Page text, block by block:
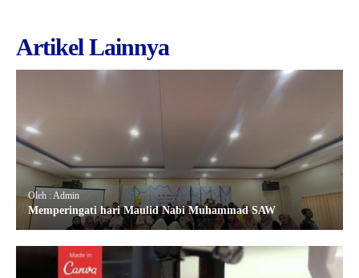
Artikel Lainnya
Oleh : Admin
Memperingati hari Maulid Nabi Muhammad SAW